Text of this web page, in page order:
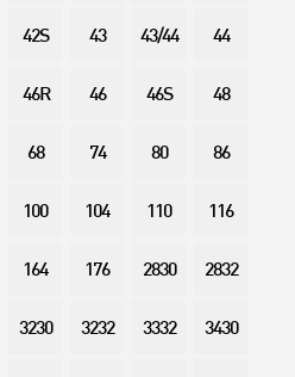
42S 43 43/44 44
46R 46 46S 48
68 74 80 86
100 104 110 116
164 176 2830 2832
3230 3232 3332 3430